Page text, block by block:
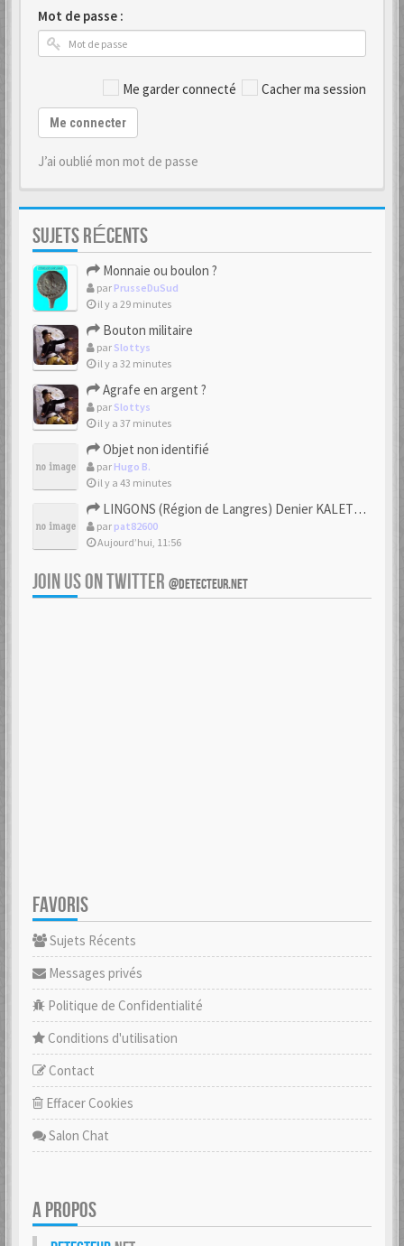
Mot de passe :
Me garder connecté Cacher ma session
Me connecter
J’ai oublié mon mot de passe
SUJETS RÉCENTS
Monnaie ou boulon ?
par PrusseDuSud
il y a 29 minutes
Bouton militaire
par Slottys
il y a 32 minutes
Agrafe en argent ?
par Slottys
il y a 37 minutes
Objet non identifié
par Hugo B.
il y a 43 minutes
LINGONS (Région de Langres) Denier KALETEDOY à la rouelle
par pat82600
Aujourd’hui, 11:56
JOIN US ON TWITTER @DETECTEUR.NET
FAVORIS
Sujets Récents
Messages privés
Politique de Confidentialité
Conditions d'utilisation
Contact
Effacer Cookies
Salon Chat
A PROPOS